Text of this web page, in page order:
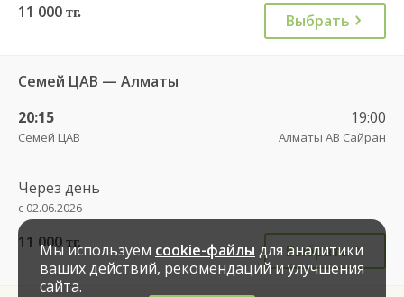
11 000 тг. Выбрать
Семей ЦАВ — Алматы
20:15
Семей ЦАВ
19:00
Алматы АВ Сайран
Через день
с 02.06.2026
11 000 тг. Выбрать
Мы используем cookie-файлы для аналитики
ваших действий, рекомендаций и улучшения
сайта.